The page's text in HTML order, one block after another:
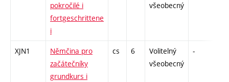
pokročilé i
fortgeschrittene
i
všeobecný
XJN1
Němčina pro
začátečníky
grundkurs i
cs 6
Volitelný
všeobecný
-